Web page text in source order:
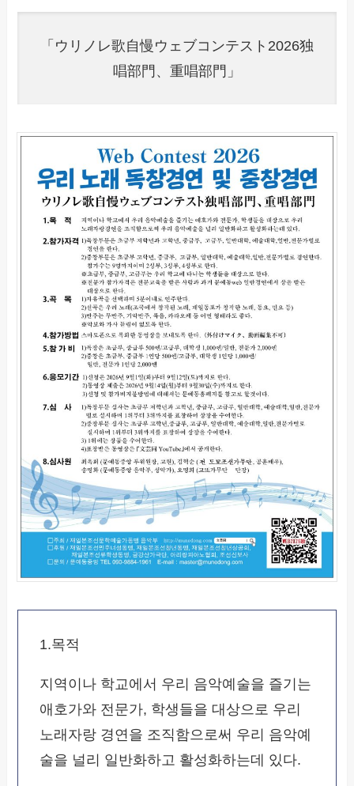
「ウリノレ歌自慢ウェブコンテスト2026独
唱部門、重唱部門」
1.목적
지역이나 학교에서 우리 음악예술을 즐기는
애호가와 전문가, 학생들을 대상으로 우리
노래자랑 경연을 조직함으로써 우리 음악예
술을 널리 일반화하고 활성화하는데 있다.